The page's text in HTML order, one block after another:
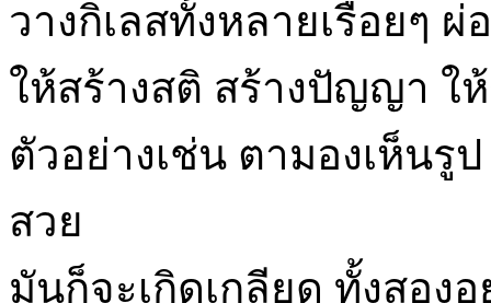
วางกิเลสทั้งหลายเรื่อยๆ
ให้สร้างสติ สร้างปัญญา ใ
ตัวอย่างเช่น ตามองเห็นรู
สวย
มันก็จะเกิดเกลียด ทั้งสอง